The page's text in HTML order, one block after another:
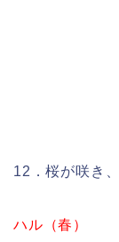
12．桜が咲き
ハル（春）